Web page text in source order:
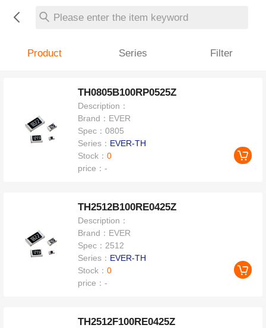
Please enter the item keyword
Product Series Filter
TH0805B100RP0525Z
Description：
Brand： EVER
Spec：0805
Series： EVER-TH
Stock：0
price：-
TH2512B100RE0425Z
Description：
Brand： EVER
Spec： 2512
Series： EVER-TH
Stock：0
price：-
TH2512F100RE0425Z